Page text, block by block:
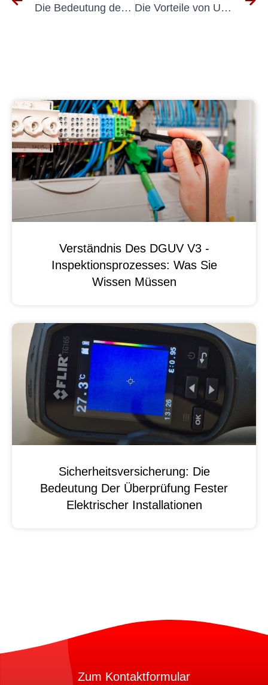
Die Bedeutung der Einhaltung der VDE-Standards für die E-Check-Abwicklung Die Vorteile von UVV Marken für die Gesundheit und Sicherheit der Mitarbeiter
Verständnis Des DGUV V3 -
Inspektionsprozesses: Was Sie
Wissen Müssen
Sicherheitsversicherung: Die
Bedeutung Der Überprüfung Fester
Elektrischer Installationen
Zum Kontaktformular